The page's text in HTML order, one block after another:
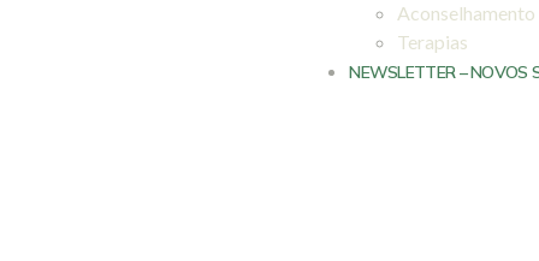
Terapias
NEWSLETTER – NOVOS